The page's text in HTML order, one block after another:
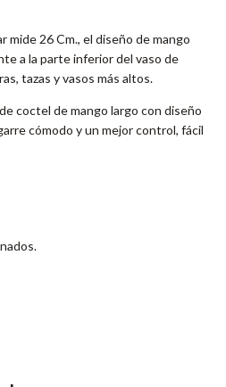
mide 26 Cm., el diseño de mango
a la parte inferior del vaso de
tazas y vasos más altos.
coctel de mango largo con diseño
cómodo y un mejor control, fácil